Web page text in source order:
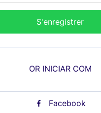
OR INICIAR COM
Facebook